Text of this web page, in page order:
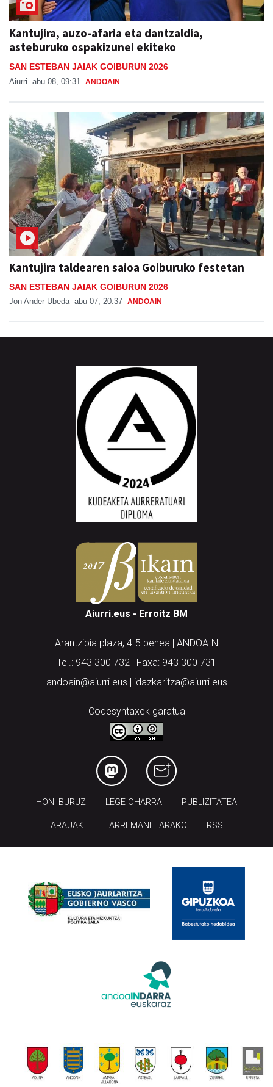
Kantujira, auzo-afaria eta dantzaldia,
asteburuko ospakizunei ekiteko
SAN ESTEBAN JAIAK GOIBURUN 2026
Aiurri abu 08, 09:31 ANDOAIN
Kantujira taldearen saioa Goiburuko festetan
SAN ESTEBAN JAIAK GOIBURUN 2026
Jon Ander Ubeda abu 07, 20:37 ANDOAIN
Aiurri.eus - Erroitz BM
Arantzibia plaza, 4-5 behea | ANDOAIN
Tel.: 943 300 732 | Faxa: 943 300 731
andoain@aiurri.eus | idazkaritza@aiurri.eus
Codesyntaxek garatua
HONI BURUZ LEGE OHARRA PUBLIZITATEA
ARAUAK HARREMANETARAKO RSS